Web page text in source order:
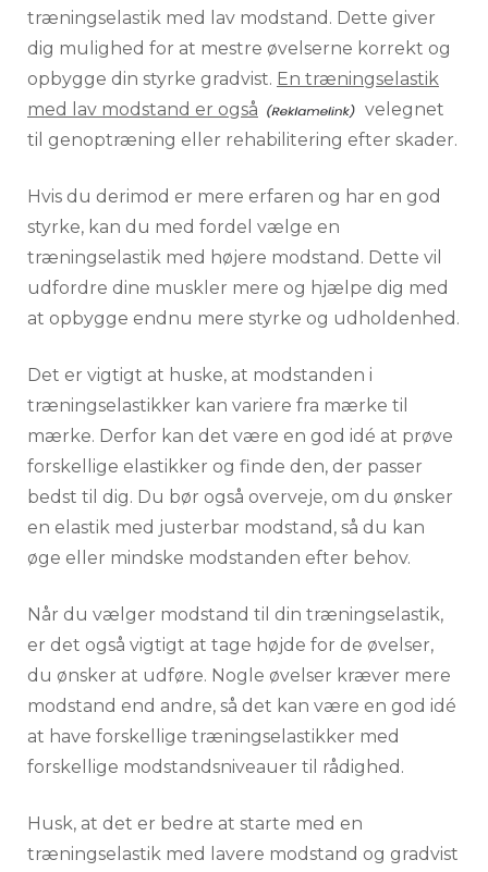
træningselastik med lav modstand. Dette giver
dig mulighed for at mestre øvelserne korrekt og
opbygge din styrke gradvist. En træningselastik
med lav modstand er også
velegnet
til genoptræning eller rehabilitering efter skader.
Hvis du derimod er mere erfaren og har en god
styrke, kan du med fordel vælge en
træningselastik med højere modstand. Dette vil
udfordre dine muskler mere og hjælpe dig med
at opbygge endnu mere styrke og udholdenhed.
Det er vigtigt at huske, at modstanden i
træningselastikker kan variere fra mærke til
mærke. Derfor kan det være en god idé at prøve
forskellige elastikker og finde den, der passer
bedst til dig. Du bør også overveje, om du ønsker
en elastik med justerbar modstand, så du kan
øge eller mindske modstanden efter behov.
Når du vælger modstand til din træningselastik,
er det også vigtigt at tage højde for de øvelser,
du ønsker at udføre. Nogle øvelser kræver mere
modstand end andre, så det kan være en god idé
at have forskellige træningselastikker med
forskellige modstandsniveauer til rådighed.
Husk, at det er bedre at starte med en
træningselastik med lavere modstand og gradvist